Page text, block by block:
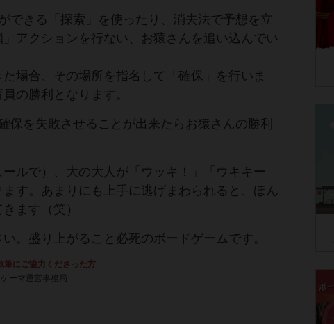
できる「探索」を使ったり、消去法で予想を立
アクションを行ない、お猿さんを追い込んでい
場合、その場所を指名して「確保」を行いま
の勝利となります。
保を失敗させることが出来たらお猿さんの勝利
ルで）、大の大人が「ウッキ！」「ウキキー
す。あまりにも上手に逃げまわられると、ほん
ます（笑）
。盛り上がること必死のボードゲームです。
筆にご協力くださった方
ーマ運営事務局